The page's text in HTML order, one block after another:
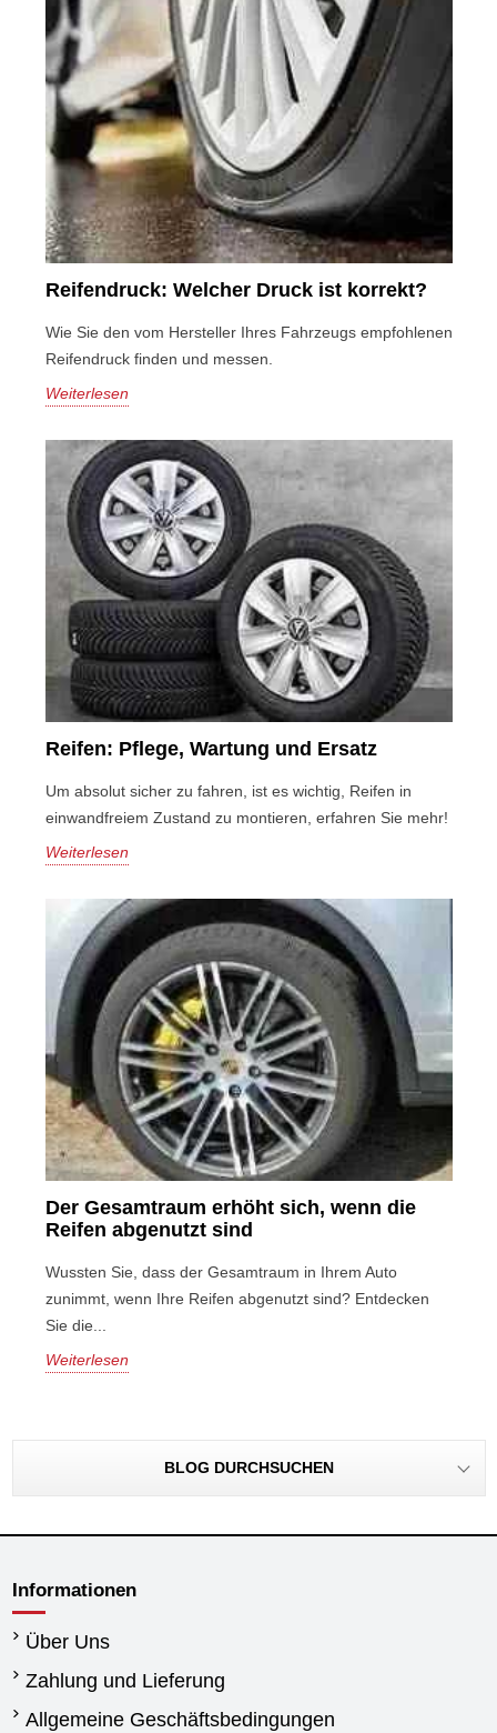
Reifendruck: Welcher Druck ist korrekt?
Wie Sie den vom Hersteller Ihres Fahrzeugs empfohlenen
Reifendruck finden und messen.
Weiterlesen
Reifen: Pflege, Wartung und Ersatz
Um absolut sicher zu fahren, ist es wichtig, Reifen in
einwandfreiem Zustand zu montieren, erfahren Sie mehr!
Weiterlesen
Der Gesamtraum erhöht sich, wenn die
Reifen abgenutzt sind
Wussten Sie, dass der Gesamtraum in Ihrem Auto
zunimmt, wenn Ihre Reifen abgenutzt sind? Entdecken
Sie die...
Weiterlesen
BLOG DURCHSUCHEN
Informationen
Über Uns
Zahlung und Lieferung
Allgemeine Geschäftsbedingungen